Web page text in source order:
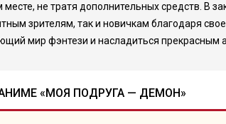
не тратя дополнительных средств. В
зрителям, так и новичкам благодаря
мир фэнтези и насладиться
«МОЯ ПОДРУГА — ДЕМОН»